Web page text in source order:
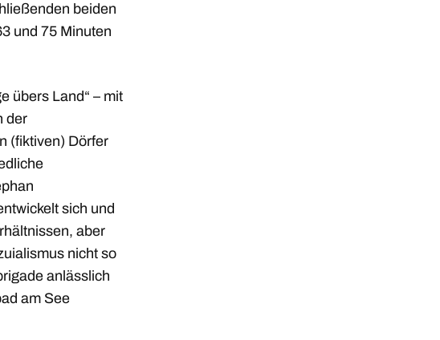
beiden
und 75 Minuten
übers Land“ – mit
der
(fiktiven) Dörfer
sich und
aber
nicht so
anlässlich
am See